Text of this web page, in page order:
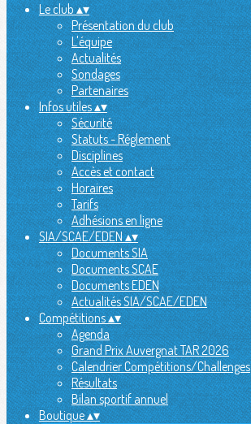
Le club▴▾
Présentation du club
L'équipe
Actualités
Sondages
Partenaires
Infos utiles▴▾
Sécurité
Statuts - Réglement
Disciplines
Accès et contact
Horaires
Tarifs
Adhésions en ligne
SIA/SCAE/EDEN▴▾
Documents SIA
Documents SCAE
Documents EDEN
Actualités SIA/SCAE/EDEN
Compétitions▴▾
Agenda
Grand Prix Auvergnat TAR 2026
Calendrier Compétitions/Challenges
Résultats
Bilan sportif annuel
Boutique▴▾